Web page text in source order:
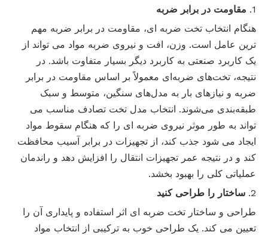
1. مقاومت در برابر ضربه
هنگام انتخاب تخت ضربه ای، مقاومت در برابر ضربه مهم
ترین عامل است. وزن، افت و نیروی ضربه مواد می تواند از
یک کاربرد صنعتی به کاربرد دیگر بسیار متفاوت باشد. در
نتیجه، تخت‌های ضربه‌ای معمولاً بر اساس مقاومت در برابر
ضربه و نیازهای بار به مدل‌های سنگین، متوسط ​​و سبک
طبقه‌بندی می‌شوند. انتخاب مدل تخت تصادف مناسب می
تواند به طور موثر نیروی ضربه ای را که هنگام سقوط مواد
ایجاد می شود جذب کند، از تجهیزات در برابر آسیب محافظت
کند و در نتیجه عمر تجهیزات انتقال را افزایش دهد و راندمان
عملیاتی کلی را بهبود بخشد.
2. ساختار را طراحی کنید
طراحی و ساختار تخت ضربه ای اثر استفاده و پایداری آن را
تعیین می کند. یک طراحی خوب به ترکیبی از انتخاب مواد